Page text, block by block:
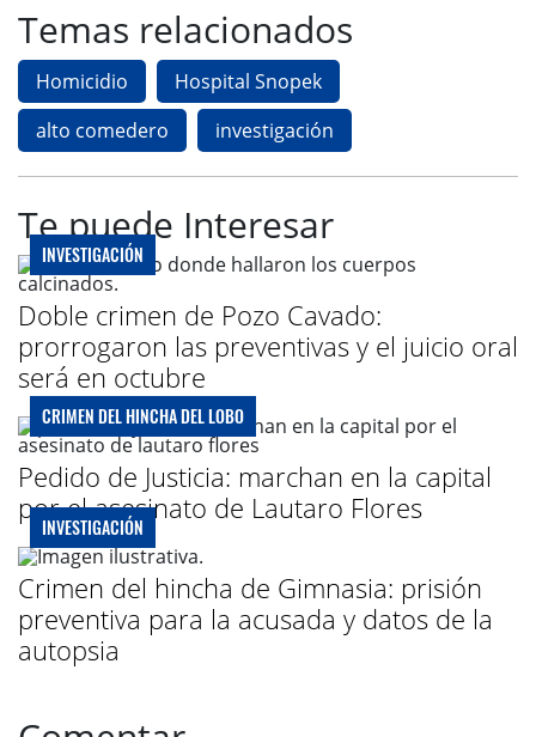
Temas relacionados
Homicidio
Hospital Snopek
alto comedero
investigación
Te puede Interesar
INVESTIGACIÓN
Doble crimen de Pozo Cavado:
prorrogaron las preventivas y el juicio oral
será en octubre
CRIMEN DEL HINCHA DEL LOBO
Pedido de Justicia: marchan en la capital
por el asesinato de Lautaro Flores
INVESTIGACIÓN
Crimen del hincha de Gimnasia: prisión
preventiva para la acusada y datos de la
autopsia